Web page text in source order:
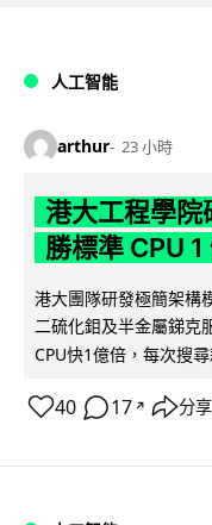
人工智能
arthur 23 小時
港大工程學院
勝標準 CPU 1
港大團隊研發極簡架構
二硫化鉬及半金屬銻克
CPU快1億倍，每次搜
40 17 ↗ 分享